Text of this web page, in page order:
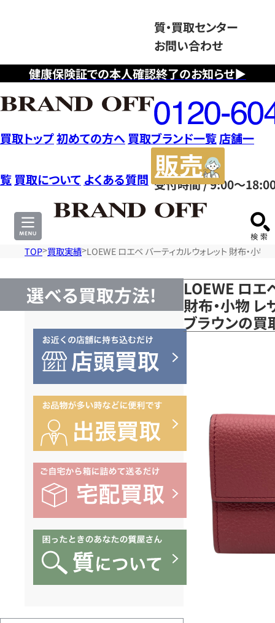
健康保険証での本人確認終了のお知らせ▶
質・買取センター
お問い合わせ
フ
リ
ー
ダ
イ
ヤ
ル
0120604117
受付時間 / 9:00～
買取トップ初めての方へ 買取ブランド一覧店舗一
覧 買取について よくある質問
サ
TOP 買取実績 LOEWE ロエベ バーティカルウォレット 財布・小
選べる買取方法!
LOEWE ロエ
財布・小物
ブラウンの買